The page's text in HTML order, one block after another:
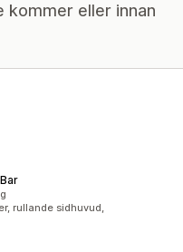
kommer eller innan
rullande sidhuvud,